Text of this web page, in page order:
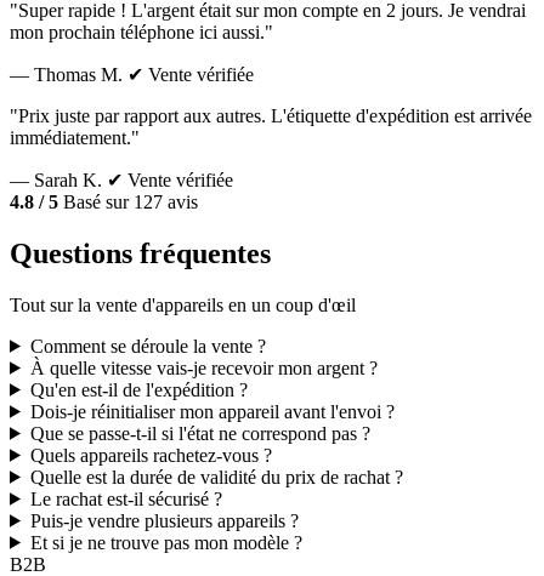
"Super rapide ! L'argent était sur mon compte en 2 jours. Je vendrai
mon prochain téléphone ici aussi."
— Thomas M. ✔ Vente vérifiée
"Prix juste par rapport aux autres. L'étiquette d'expédition est arrivée
immédiatement."
— Sarah K. ✔ Vente vérifiée
4.8 / 5 Basé sur 127 avis
Questions fréquentes
Tout sur la vente d'appareils en un coup d'œil
Comment se déroule la vente ?
À quelle vitesse vais-je recevoir mon argent ?
Qu'en est-il de l'expédition ?
Dois-je réinitialiser mon appareil avant l'envoi ?
Que se passe-t-il si l'état ne correspond pas ?
Quels appareils rachetez-vous ?
Quelle est la durée de validité du prix de rachat ?
Le rachat est-il sécurisé ?
Puis-je vendre plusieurs appareils ?
Et si je ne trouve pas mon modèle ?
B2B